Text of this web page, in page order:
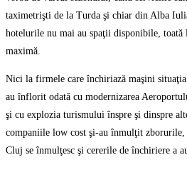
taximetrişti de la Turda şi chiar din Alba
hotelurile nu mai au spaţii disponibile, toată
maximă.
Nici la firmele care închiriază maşini
au înflorit odată cu modernizarea
şi cu explozia turismului înspre şi dinspre
companiile low cost şi-au înmulţit zborurile,
Cluj se înmulţesc şi cererile de închiriere a